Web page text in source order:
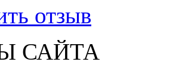
отзыв
САЙТА